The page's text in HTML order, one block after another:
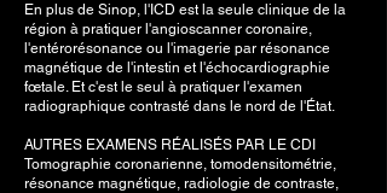
En plus de Sinop, l'ICD est la seule clinique de la
région à pratiquer l'angioscanner coronaire,
l'entérorésonance ou l'imagerie par résonance
magnétique de l'intestin et l'échocardiographie
fœtale. Et c'est le seul à pratiquer l'examen
radiographique contrasté dans le nord de l'État.
AUTRES EXAMENS RÉALISÉS PAR LE CDI
Tomographie coronarienne, tomodensitométrie,
résonance magnétique, radiologie de contraste,